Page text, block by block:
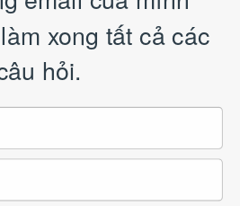
xong tất cả các
hỏi.